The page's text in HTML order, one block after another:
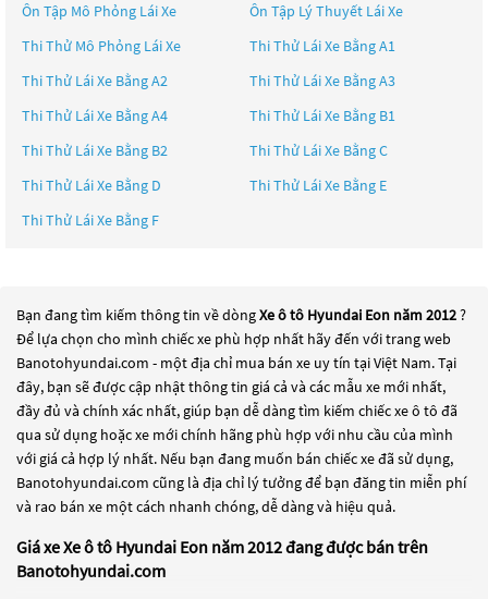
Ôn Tập Mô Phỏng Lái Xe
Ôn Tập Lý Thuyết Lái Xe
Thi Thử Mô Phỏng Lái Xe
Thi Thử Lái Xe Bằng A1
Thi Thử Lái Xe Bằng A2
Thi Thử Lái Xe Bằng A3
Thi Thử Lái Xe Bằng A4
Thi Thử Lái Xe Bằng B1
Thi Thử Lái Xe Bằng B2
Thi Thử Lái Xe Bằng C
Thi Thử Lái Xe Bằng D
Thi Thử Lái Xe Bằng E
Thi Thử Lái Xe Bằng F
Bạn đang tìm kiếm thông tin về dòngXe ô tô Hyundai Eon năm 2012?
Để lựa chọn cho mình chiếc xe phù hợp nhất hãy đến với trang web
Banotohyundai.com - một địa chỉ mua bán xe uy tín tại Việt Nam. Tại
đây, bạn sẽ được cập nhật thông tin giá cả và các mẫu xe mới nhất,
đầy đủ và chính xác nhất, giúp bạn dễ dàng tìm kiếm chiếc xe ô tô đã
qua sử dụng hoặc xe mới chính hãng phù hợp với nhu cầu của mình
với giá cả hợp lý nhất. Nếu bạn đang muốn bán chiếc xe đã sử dụng,
Banotohyundai.com cũng là địa chỉ lý tưởng để bạn đăng tin miễn phí
và rao bán xe một cách nhanh chóng, dễ dàng và hiệu quả.
Giá xe Xe ô tô Hyundai Eon năm 2012 đang được bán trên
Banotohyundai.com